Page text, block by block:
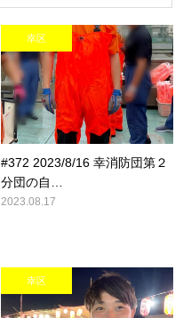
幸区
#372 2023/8/16 幸消防団第２
分団の自…
2023.08.17
幸区